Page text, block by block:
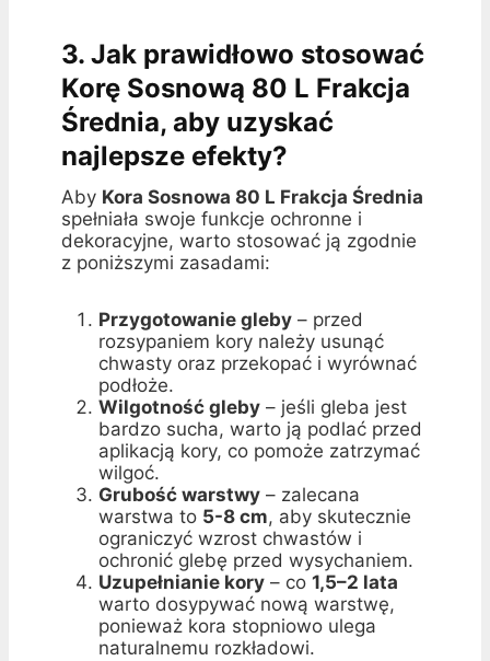
3. Jak prawidłowo stosować
Korę Sosnową 80 L Frakcja
Średnia, aby uzyskać
najlepsze efekty?
Aby Kora Sosnowa 80 L Frakcja Średnia
spełniała swoje funkcje ochronne i
dekoracyjne, warto stosować ją zgodnie
z poniższymi zasadami:
Przygotowanie gleby – przed
rozsypaniem kory należy usunąć
chwasty oraz przekopać i wyrównać
podłoże.
Wilgotność gleby – jeśli gleba jest
bardzo sucha, warto ją podlać przed
aplikacją kory, co pomoże zatrzymać
wilgoć.
Grubość warstwy – zalecana
warstwa to 5-8 cm, aby skutecznie
ograniczyć wzrost chwastów i
ochronić glebę przed wysychaniem.
Uzupełnianie kory – co 1,5–2 lata
warto dosypywać nową warstwę,
ponieważ kora stopniowo ulega
naturalnemu rozkładowi.